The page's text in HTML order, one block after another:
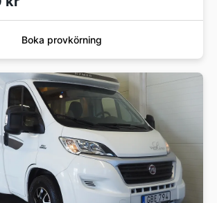
Boka provkörning